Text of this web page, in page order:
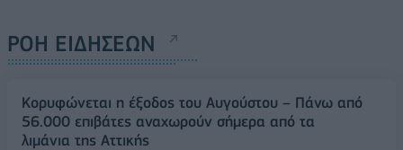
ΡΟΗ ΕΙΔΗΣΕΩΝ
Κορυφώνεται η έξοδος του Αυγούστου – Πάνω από
56.000 επιβάτες αναχωρούν σήμερα από τα
λιμάνια της Αττικής